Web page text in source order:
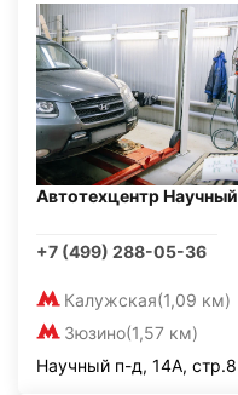
Автотехцентр Научный
+7 (499) 288-05-36
Калужская(1,09 км)
Зюзино(1,57 км)
Научный п-д, 14А, стр.8